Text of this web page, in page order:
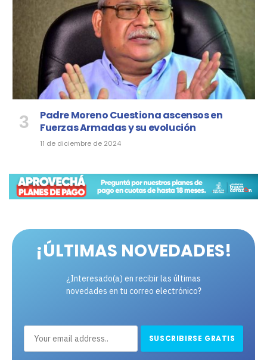
Padre Moreno Cuestiona ascensos en
Fuerzas Armadas y su evolución
11 de diciembre de 2024
¡ÚLTIMAS NOVEDADES!
¿Interesado(a) en recibir las últimas
novedades en tu correo electrónico?